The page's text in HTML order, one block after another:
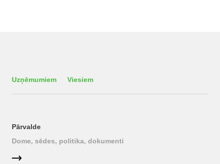
Uzņēmumiem Viesiem
Pārvalde
Dome, sēdes, politika, dokumenti